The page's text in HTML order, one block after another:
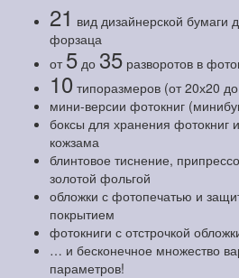
21 вид дизайнерской бумаги
форзаца
от 5 до 35 разворотов в
10 типоразмеров (от 20х20
мини-версии фотокниг
боксы для хранения фотокниг
кожзама
блинтовое тиснение,
золотой фольгой
обложки с фотопечатью и
покрытием
фотокниги с отстрочкой
… и бесконечное множество
параметров!